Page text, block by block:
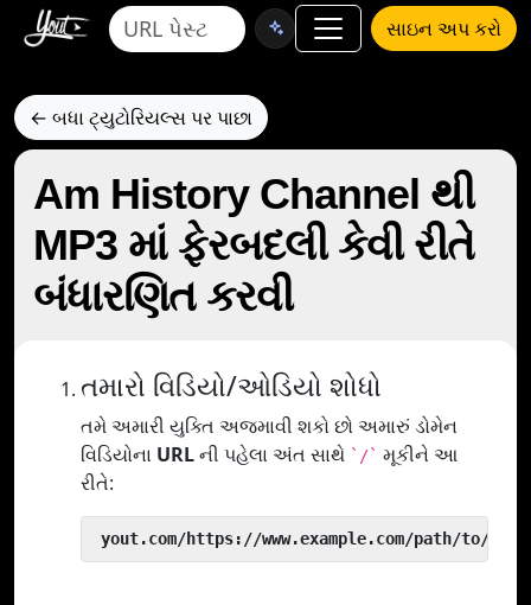
સાઇન અપ કરો
← બધા ટ્યુટોરિયલ્સ પર પાછા
Am History Channel થી
MP3 માં ફેરબદલી કેવી રીતે
બંધારણિત કરવી
તમારો વિડિયો/ઓડિયો શોધો
તમે અમારી યુક્તિ અજમાવી શકો છો અમારું ડોમેન
વિડિયોના URLની પહેલા અંત સાથે `/` મૂકીને આ
રીતે:
yout.com/https://www.example.com/path/to/